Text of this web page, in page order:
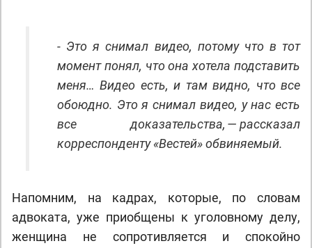
- Это я снимал видео, потому что в тот
момент понял, что она хотела подставить
меня… Видео есть, и там видно, что все
обоюдно. Это я снимал видео, у нас есть
все доказательства, — рассказал
корреспонденту «Вестей» обвиняемый.
Напомним, на кадрах, которые, по словам
адвоката, уже приобщены к уголовному делу,
женщина не сопротивляется и спокойно